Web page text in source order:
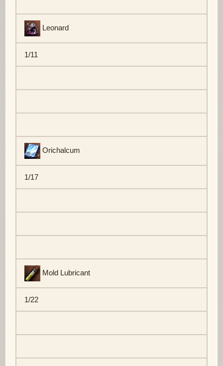
Leonard
1/11
Orichalcum
1/17
Mold Lubricant
1/22